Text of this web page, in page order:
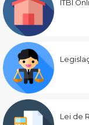
ITBI
Lei de